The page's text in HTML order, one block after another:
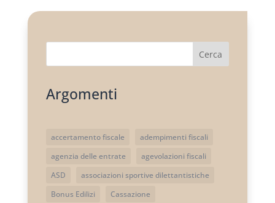
Cerca
Argomenti
accertamento fiscale
adempimenti fiscali
agenzia delle entrate
agevolazioni fiscali
ASD
associazioni sportive dilettantistiche
Bonus Edilizi
Cassazione